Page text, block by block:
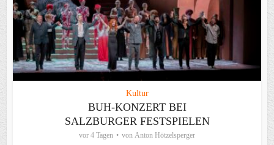
Kultur
BUH-KONZERT BEI
SALZBURGER FESTSPIELEN
vor 4 Tagen von Anton Hötzelsperger